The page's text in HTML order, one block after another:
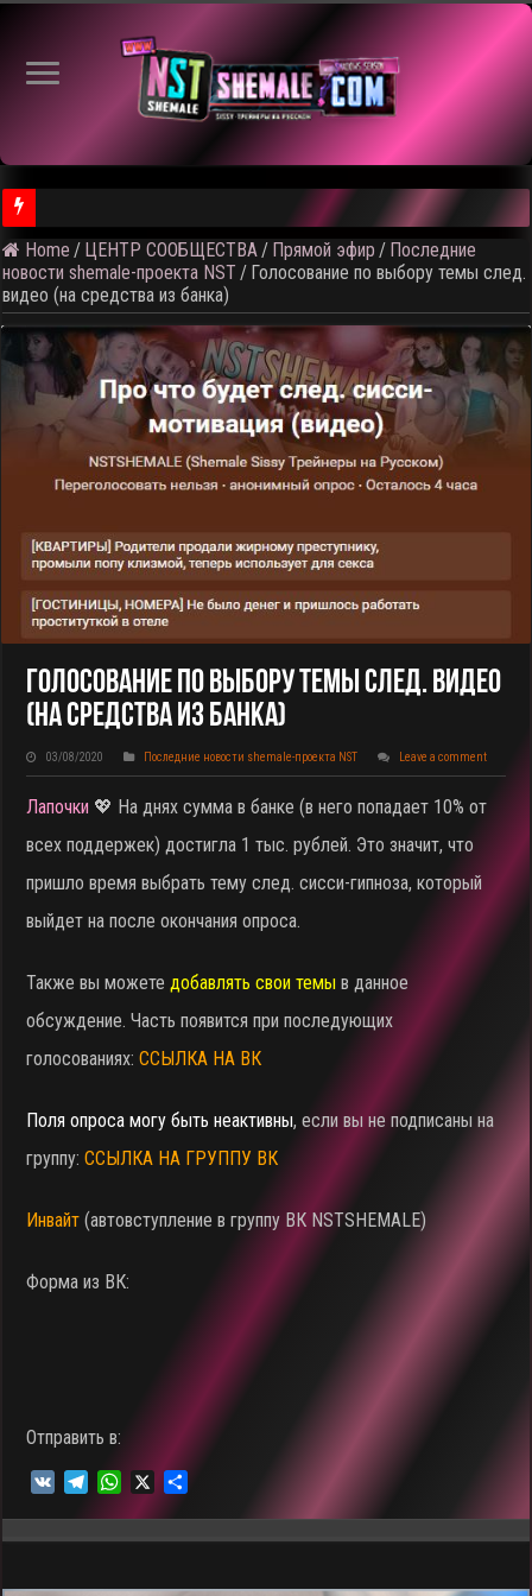
⚠️ Результаты голосования и тема следующего откртытого
Home / ЦЕНТР СООБЩЕСТВА / Прямой эфир / Последние
новости shemale-проекта NST / Голосование по выбору темы след.
видео (на средства из банка)
Голосование По Выбору Темы След. Видео
(на Средства Из Банка)
03/08/2020 Последние новости shemale-проекта NST Leave a comment
Лапочки 💖 На днях сумма в банке (в него попадает 10% от
всех поддержек) достигла 1 тыс. рублей. Это значит, что
пришло время выбрать тему след. сисси-гипноза, который
выйдет на после окончания опроса.
Также вы можетедобавлять свои темы в данное
обсуждение. Часть появится при последующих
голосованиях:ССЫЛКА НА ВК
Поля опроса могу быть неактивны, если вы не подписаны на
группу:ССЫЛКА НА ГРУППУ ВК
Инвайт (автовступление в группу ВК NSTSHEMALE)
Форма из ВК:
Отправить в:
W